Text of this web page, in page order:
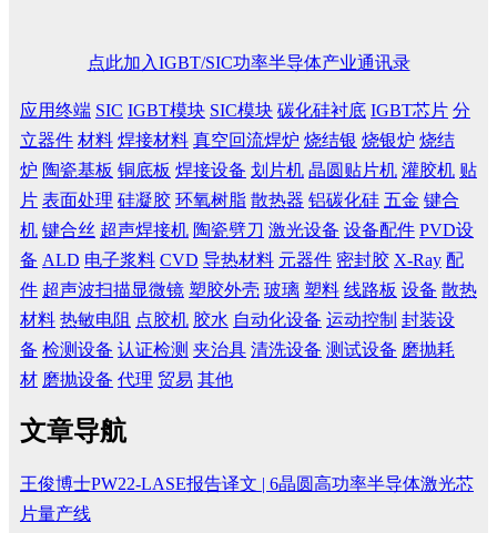
点此加入IGBT/SIC功率半导体产业通讯录
应用终端 SIC IGBT模块 SIC模块 碳化硅衬底 IGBT芯片 分
立器件 材料 焊接材料 真空回流焊炉 烧结银 烧银炉 烧结
炉 陶瓷基板 铜底板 焊接设备 划片机 晶圆贴片机 灌胶机 贴
片 表面处理 硅凝胶 环氧树脂 散热器 铝碳化硅 五金 键合
机 键合丝 超声焊接机 陶瓷劈刀 激光设备 设备配件 PVD设
备 ALD 电子浆料 CVD 导热材料 元器件 密封胶 X-Ray 配
件 超声波扫描显微镜 塑胶外壳 玻璃 塑料 线路板 设备 散热
材料 热敏电阻 点胶机 胶水 自动化设备 运动控制 封装设
备 检测设备 认证检测 夹治具 清洗设备 测试设备 磨抛耗
材 磨抛设备 代理 贸易 其他
文章导航
王俊博士PW22-LASE报告译文 | 6晶圆高功率半导体激光芯
片量产线